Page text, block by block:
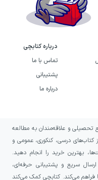
آموزشی جلد
چهار ساعت
گاج
چهار ساعت رشته
ارائه نشده و
می‌شود.
درسنامه‌های آن
مباحث را به صورت
سایر کتاب‌های این
درباره کتابچی
تماس با ما
پشتیبانی
درباره ما
تحصیلی و علاقه‌مندان به مطالعه
کتاب‌های درسی، کنکوری، عمومی و
بهترین خرید را انجام دهید.
سریع و پشتیبانی حرفه‌ای،
فراهم می‌کند. کتابچی کمک می‌کند